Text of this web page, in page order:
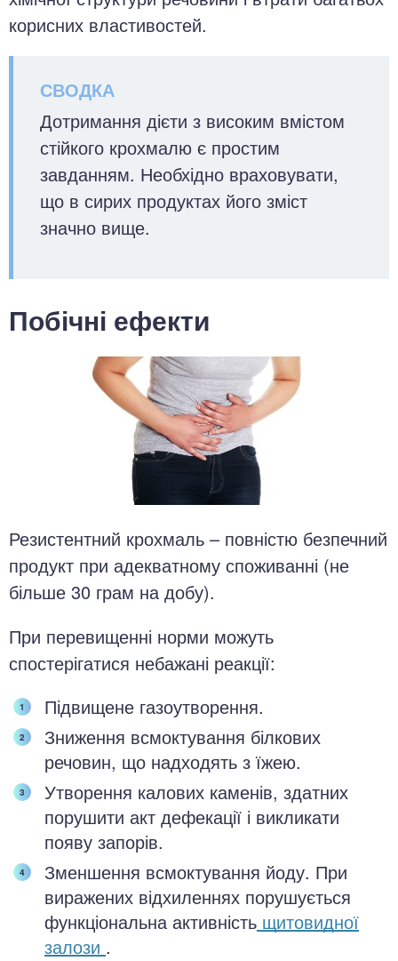
корисних властивостей.
Дотримання дієти з високим вмістом
стійкого крохмалю є простим
завданням. Необхідно враховувати,
що в сирих продуктах його зміст
значно вище.
Побічні ефекти
Резистентний крохмаль – повністю безпечний
продукт при адекватному споживанні (не
більше 30 грам на добу).
При перевищенні норми можуть
спостерігатися небажані реакції:
Підвищене газоутворення.
Зниження всмоктування білкових
речовин, що надходять з їжею.
Утворення калових каменів, здатних
порушити акт дефекації і викликати
появу запорів.
Зменшення всмоктування йоду. При
виражених відхиленнях порушується
функціональна активність щитовидної
залози .